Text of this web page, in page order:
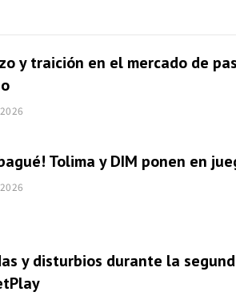
y traición en el mercado de
Tolima y DIM ponen en
y disturbios durante la